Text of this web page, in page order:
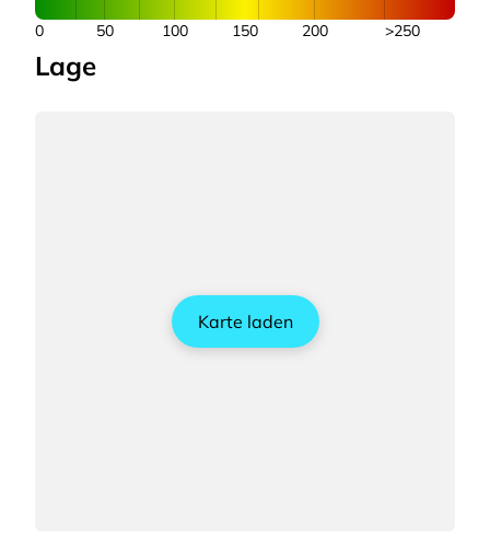
50 100 150 200
0 >250
Lage
Karte laden